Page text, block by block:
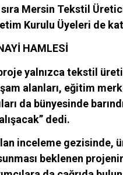
sıra Mersin Tekstil
Kurulu Üyeleri de
HAMLESİ
proje yalnızca tekstil
alanları, eğitim
da bünyesinde
dedi.
inceleme gezisinde,
beklenen